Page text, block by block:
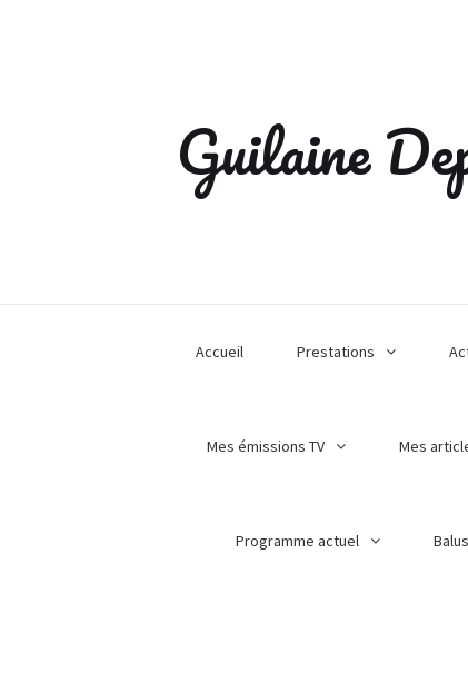
Guilaine
Accueil Prestations
Mes émissions TV Mes
Programme actuel